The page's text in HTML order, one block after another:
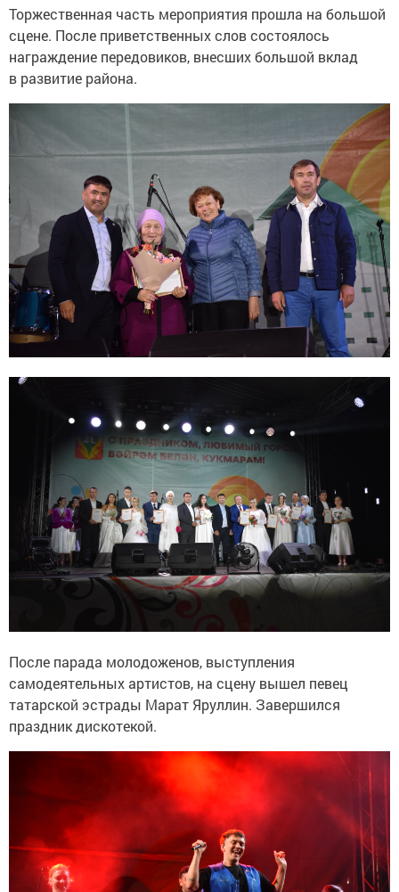
Торжественная часть мероприятия прошла на большой
сцене. После приветственных слов состоялось
награждение передовиков, внесших большой вклад
в развитие района.
После парада молодоженов, выступления
самодеятельных артистов, на сцену вышел певец
татарской эстрады Марат Яруллин. Завершился
праздник дискотекой.